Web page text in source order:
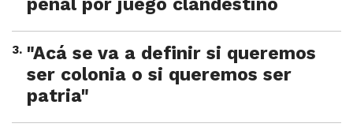
penal por juego clandestino
3. "Acá se va a definir si queremos
ser colonia o si queremos ser
patria"